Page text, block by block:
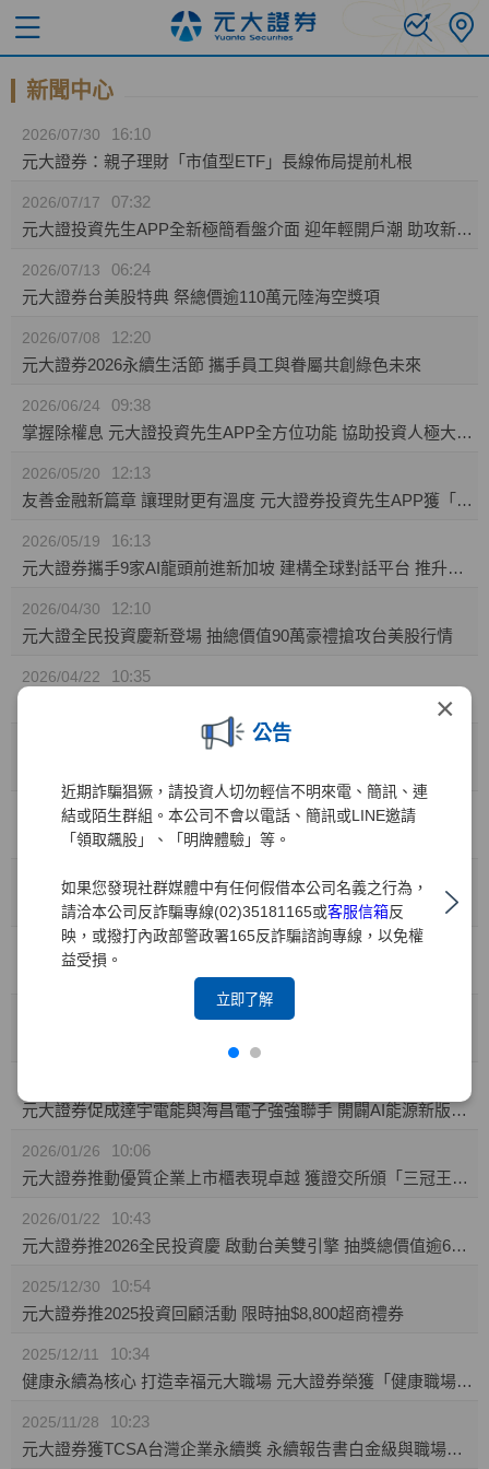
×
公告
近期詐騙猖獗，請投資人切勿輕信不明來電、簡訊、連
結或陌生群組。本公司不會以電話、簡訊或LINE邀請
「領取飆股」、「明牌體驗」等。
如果您發現社群媒體中有任何假借本公司名義之行為，
請洽本公司反詐騙專線(02)35181165或客服信箱反
映，或撥打內政部警政署165反詐騙諮詢專線，以免權
益受損。
立即了解
新聞中心
2026/07/30
16:10
元大證券：親子理財「市值型ETF」長線佈局提前札根
2026/07/17
07:32
元大證投資先生APP全新極簡看盤介面 迎年輕開戶潮 助攻新生代投資人效率布局
2026/07/13
06:24
元大證券台美股特典 祭總價逾110萬元陸海空獎項
2026/07/08
12:20
元大證券2026永續生活節 攜手員工與眷屬共創綠色未來
2026/06/24
09:38
掌握除權息 元大證投資先生APP全方位功能 協助投資人極大化資產效益
2026/05/20
12:13
友善金融新篇章 讓理財更有溫度 元大證券投資先生APP獲「無障礙認證」
2026/05/19
16:13
元大證券攜手9家AI龍頭前進新加坡 建構全球對話平台 推升台灣AI價值鏈國際能見度
2026/04/30
12:10
元大證全民投資慶新登場 抽總價值90萬豪禮搶攻台美股行情
2026/04/22
10:35
2026/03/31
10:41
2026/03/27
10:41
金融科技與服務雙引擎 元大證券勇奪財訊六大獎、締造十一連霸
2026/03/02
15:15
元大權證開春好禮 月月抽88,000元禮券
元大證券促成達宇電能與海昌電子強強聯手 開闢AI能源新版圖 推動永續經營與傳承
2026/01/26
10:06
元大證券推動優質企業上市櫃表現卓越 獲證交所頒「三冠王」及櫃買中心肯定
2026/01/22
10:43
元大證券推2026全民投資慶 啟動台美雙引擎 抽獎總價值逾60萬
2025/12/30
10:54
元大證券推2025投資回顧活動 限時抽$8,800超商禮券
2025/12/11
10:34
健康永續為核心 打造幸福元大職場 元大證券榮獲「健康職場標竿獎」銅獎
2025/11/28
10:23
元大證券獲TCSA台灣企業永續獎 永續報告書白金級與職場福祉領袖獎雙項肯定